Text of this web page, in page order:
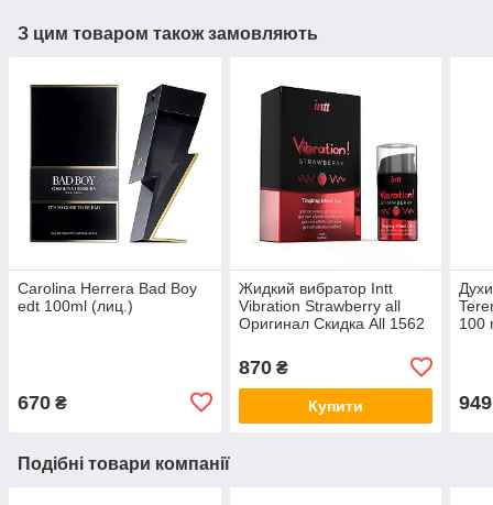
З цим товаром також замовляють
Carolina Herrera Bad Boy
edt 100ml (лиц.)
670 ₴
Жидкий вибратор Intt
Vibration Strawberry all
Оригинал Скидка All 1562
870₴
Купити
100
949
Подібні товари компанії